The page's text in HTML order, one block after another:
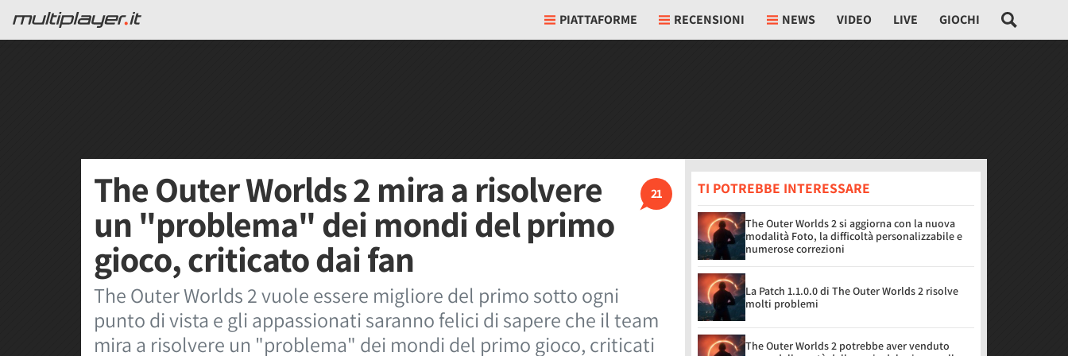
PIATTAFORME RECENSIONI NEWS VIDEO LIVE GIOCHI
21
The Outer Worlds 2 mira a risolvere
un "problema" dei mondi del primo
gioco, criticato dai fan
The Outer Worlds 2 vuole essere migliore del primo sotto ogni
punto di vista e gli appassionati saranno felici di sapere che il team
mira a risolvere un "problema" dei mondi del primo gioco, criticati
TI POTREBBE INTERESSARE
The Outer Worlds 2 si aggiorna con la nuova
modalità Foto, la difficoltà personalizzabile e
numerose correzioni
La Patch 1.1.0.0 di The Outer Worlds 2 risolve
molti problemi
The Outer Worlds 2 potrebbe aver venduto